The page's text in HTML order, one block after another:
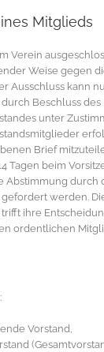
Mitglieds
Verein
Weise gegen
Ausschluss kann
Beschluss des
unter
Brief
Tagen beim
Abstimmung durch
werden.
ihre
ordentlichen
Vorstand,